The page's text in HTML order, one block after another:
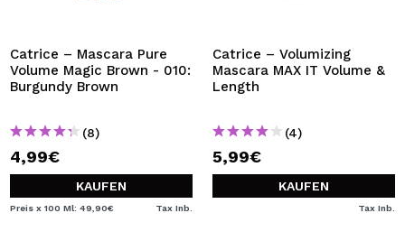
Catrice – Mascara Pure
Volume Magic Brown - 010:
Burgundy Brown
(8)
4,99€
KAUFEN
Preis x 100 Ml: 49,90€ Tax Inb.
Catrice – Volumizing
Mascara MAX IT Volume &
Length
(4)
5,99€
KAUFEN
Tax Inb.